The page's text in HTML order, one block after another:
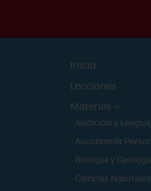
Inicio
Lecciones
Materias
- Audición y
- Autonomía
- Biología y
- Ciencias Naturales